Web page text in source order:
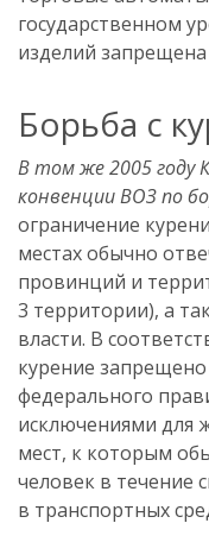
государственном
изделий
Борьба с
В том же 2005 году
конвенции ВОЗ по
ограничение
местах обычно
провинций и
3 территории), а
власти. В
курение запрещено
федерального
исключениями для
мест, к которым
человек в течение
в транспортных